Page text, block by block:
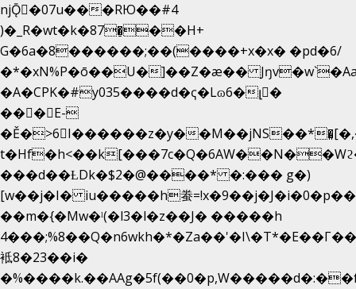
njǬ�07u���RЮ��#4
)�_R�wt�k�87�̠��H+
G�6a�8������;��(����+x�x� �pd�6/
�*�xN%P�ō��U�]��Z�æ��
�A�CPK�#y035����d�ҁ�Lɷ6�լ�
���E-
�Ě�>6򁊔I������z�y�
���d��ȽDk�$2�@����* �:��� g�)
[w��j�I� iu�����h䖭=!x�9��j�J�i�0�p��
��m�{�Mw�ˡ(�l3�l�z��J� �����h
袛8�23��i�